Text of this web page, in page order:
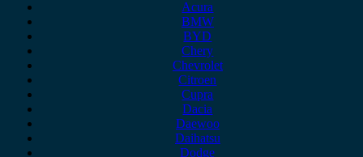
Acura
BMW
BYD
Chery
Chevrolet
Citroen
Cupra
Dacia
Daewoo
Daihatsu
Dodge